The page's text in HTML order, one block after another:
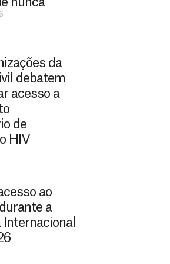
da
debatem
acesso a
de
HIV
ao
a